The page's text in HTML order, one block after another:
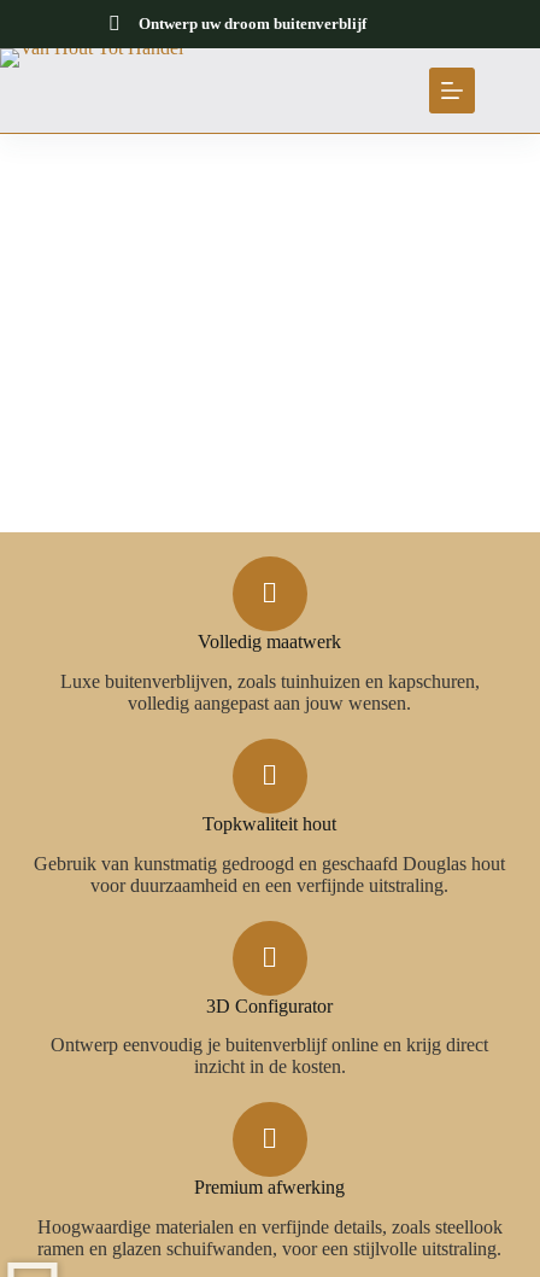
Ontwerp uw droom buitenverblijf
Volledig maatwerk
Luxe buitenverblijven, zoals tuinhuizen en kapschuren,
volledig aangepast aan jouw wensen.
Topkwaliteit hout
Gebruik van kunstmatig gedroogd en geschaafd Douglas hout
voor duurzaamheid en een verfijnde uitstraling.
3D Configurator
Ontwerp eenvoudig je buitenverblijf online en krijg direct
inzicht in de kosten.
Premium afwerking
Hoogwaardige materialen en verfijnde details, zoals steellook
ramen en glazen schuifwanden, voor een stijlvolle uitstraling.